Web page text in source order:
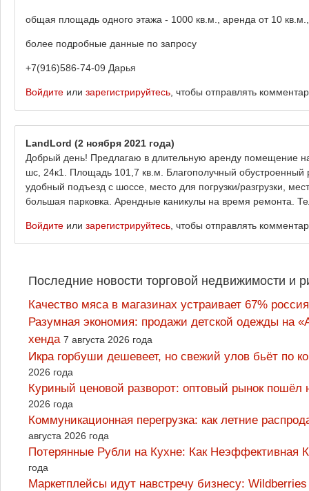
общая площадь одного этажа - 1000 кв.м., аренда от 10
более подробные данные по запросу
+7(916)586-74-09 Дарья
Войдите или зарегистрируйтесь , чтобы отправлять
LandLord (2 ноября 2021 года)
Добрый день! Предлагаю в длительную аренду помещение
шс, 24к1. Площадь 101,7 кв.м. Благополучный
удобный подъезд с шоссе, место для погрузки/разгрузки,
большая парковка. Арендные каникулы на время ремонта.
Войдите или зарегистрируйтесь , чтобы отправлять
Последние новости торговой недвижимости и
Качество мяса в магазинах устраивает 67%
Разумная экономия: продажи детской одежды на
хенда 7 августа 2026 года
Икра горбуши дешевеет, но свежий улов бьёт по
2026 года
Куриный ценовой разворот: оптовый рынок
2026 года
Коммуникационная перегрузка: как летние
августа 2026 года
Потерянные Рубли на Кухне: Как
года
Маркетплейсы идут навстречу бизнесу: